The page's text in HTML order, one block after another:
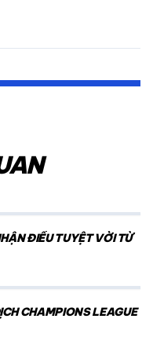
ĐIỀU TUYỆT VỜI TỪ
CHAMPIONS LEAGUE